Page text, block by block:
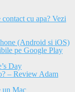
cu apa? Vezi
(Android si iOS)
pe Google Play
Day
– Review Adam
un Mac